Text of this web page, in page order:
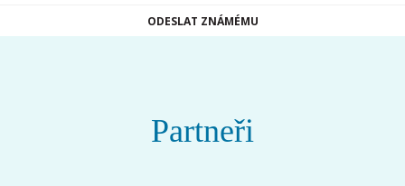
ODESLAT ZNÁMÉMU
Partneři